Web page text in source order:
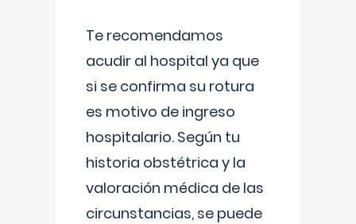
Te recomendamos
acudir al hospital ya que
si se confirma su rotura
es motivo de ingreso
hospitalario. Según tu
historia obstétrica y la
valoración médica de las
circunstancias, se puede